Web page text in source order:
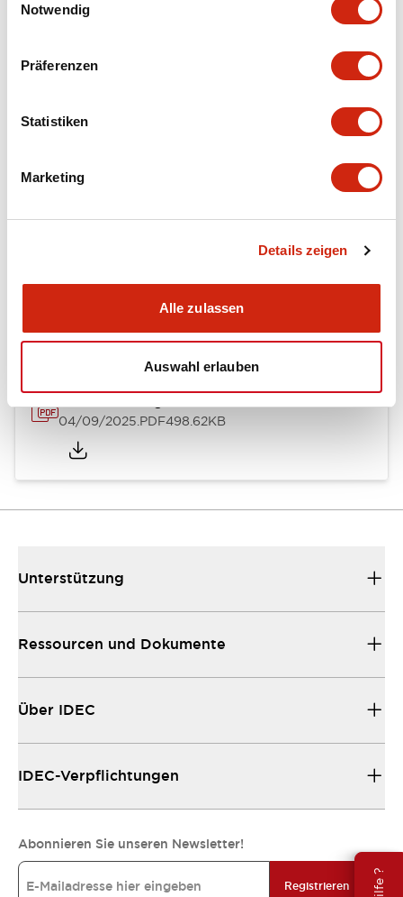
Notwendig
Präferenzen
Statistiken
Marketing
Details zeigen
Alle zulassen
Auswahl erlauben
Aesthetic Specifications
Environmental Specifications
Kataloge & Broschüren CAD-Dateien Genehmigungen &
04/09/2025.PDF498.62KB
Unterstützung
Ressourcen und Dokumente
Über IDEC
IDEC-Verpflichtungen
Abonnieren Sie unseren Newsletter!
Registrieren